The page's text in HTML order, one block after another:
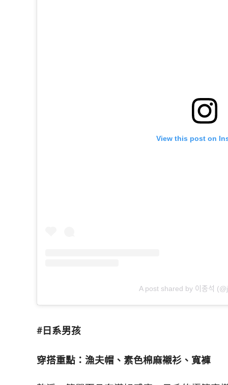
View this post on
A post shared by 이종석
#日系男孩
穿搭重點：漁夫帽、素色棉麻襯衫、寬褲